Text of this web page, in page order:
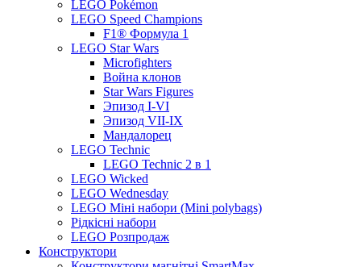
LEGO Pokémon
LEGO Speed Champions
F1® Формула 1
LEGO Star Wars
Microfighters
Война клонов
Star Wars Figures
Эпизод I-VI
Эпизод VII-IX
Мандалорец
LEGO Technic
LEGO Technic 2 в 1
LEGO Wicked
LEGO Wednesday
LEGO Міні набори (Mini polybags)
Рідкісні набори
LEGO Розпродаж
Конструктори